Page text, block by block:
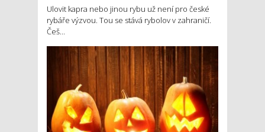
Ulovit kapra nebo jinou rybu už není pro české
rybáře výzvou. Tou se stává rybolov v zahraničí.
Češ...